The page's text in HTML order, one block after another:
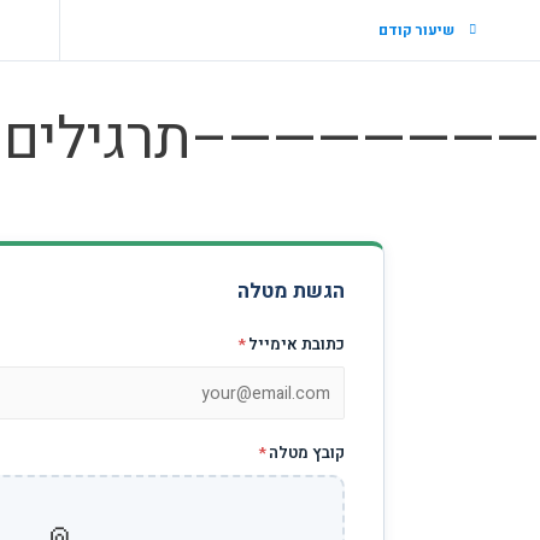
שיעור קודם
הגשת מטלה
כתובת אימייל*
קובץ מטלה*